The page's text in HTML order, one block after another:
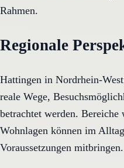
Rahmen.
Regionale
Hattingen in Nordrhein-
reale Wege,
betrachtet werden.
Wohnlagen können im
Voraussetzungen mitbringen.